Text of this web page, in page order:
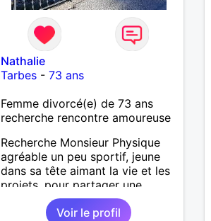
Nathalie
Tarbes- 73 ans
Femme divorcé(e) de 73 ans
recherche rencontre amoureuse
Recherche Monsieur Physique
agréable un peu sportif, jeune
dans sa tête aimant la vie et les
projets, pour partager une
relation sérieuse basée sur la
confiance je vous espère J.J
Voir le profil